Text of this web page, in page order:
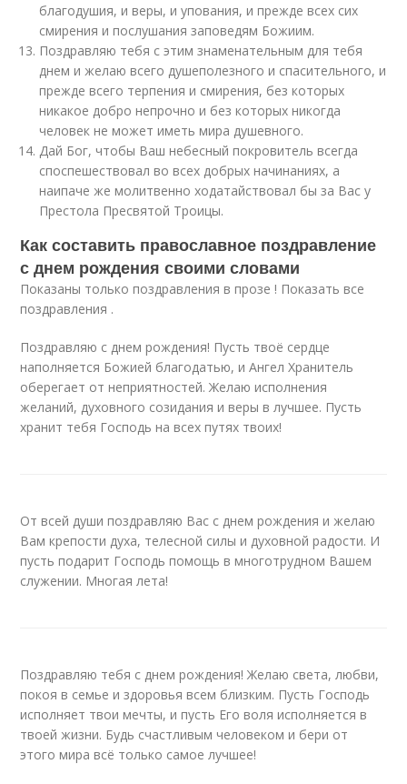
благодушия, и веры, и упования, и прежде всех сих
смирения и послушания заповедям Божиим.
Поздравляю тебя с этим знаменательным для тебя
днем и желаю всего душеполезного и спасительного, и
прежде всего терпения и смирения, без которых
никакое добро непрочно и без которых никогда
человек не может иметь мира душевного.
Дай Бог, чтобы Ваш небесный покровитель всегда
споспешествовал во всех добрых начинаниях, а
наипаче же молитвенно ходатайствовал бы за Вас у
Престола Пресвятой Троицы.
Как составить православное поздравление
с днем рождения своими словами
Показаны только поздравления в прозе ! Показать все
поздравления .
Поздравляю с днем рождения! Пусть твоё сердце
наполняется Божией благодатью, и Ангел Хранитель
оберегает от неприятностей. Желаю исполнения
желаний, духовного созидания и веры в лучшее. Пусть
хранит тебя Господь на всех путях твоих!
От всей души поздравляю Вас с днем рождения и желаю
Вам крепости духа, телесной силы и духовной радости. И
пусть подарит Господь помощь в многотрудном Вашем
служении. Многая лета!
Поздравляю тебя с днем рождения! Желаю света, любви,
покоя в семье и здоровья всем близким. Пусть Господь
исполняет твои мечты, и пусть Его воля исполняется в
твоей жизни. Будь счастливым человеком и бери от
этого мира всё только самое лучшее!